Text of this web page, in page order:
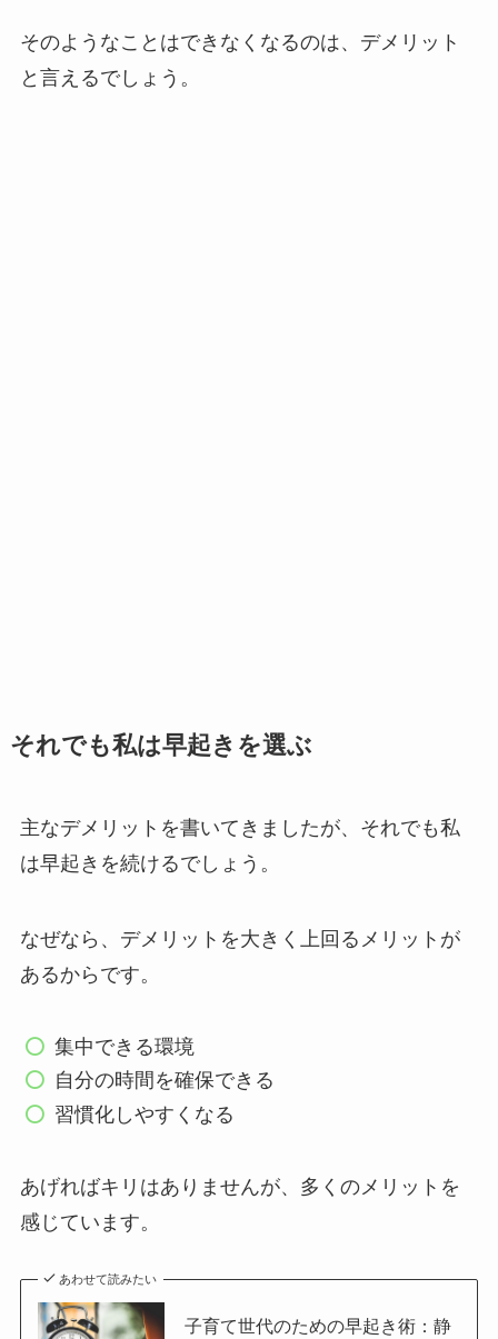
そのようなことはできなくなるのは、デメリット
と言えるでしょう。
それでも私は早起きを選ぶ
主なデメリットを書いてきましたが、それでも私
は早起きを続けるでしょう。
なぜなら、デメリットを大きく上回るメリットが
あるからです。
集中できる環境
自分の時間を確保できる
習慣化しやすくなる
あげればキリはありませんが、多くのメリットを
感じています。
あわせて読みたい
子育て世代のための早起き術：静